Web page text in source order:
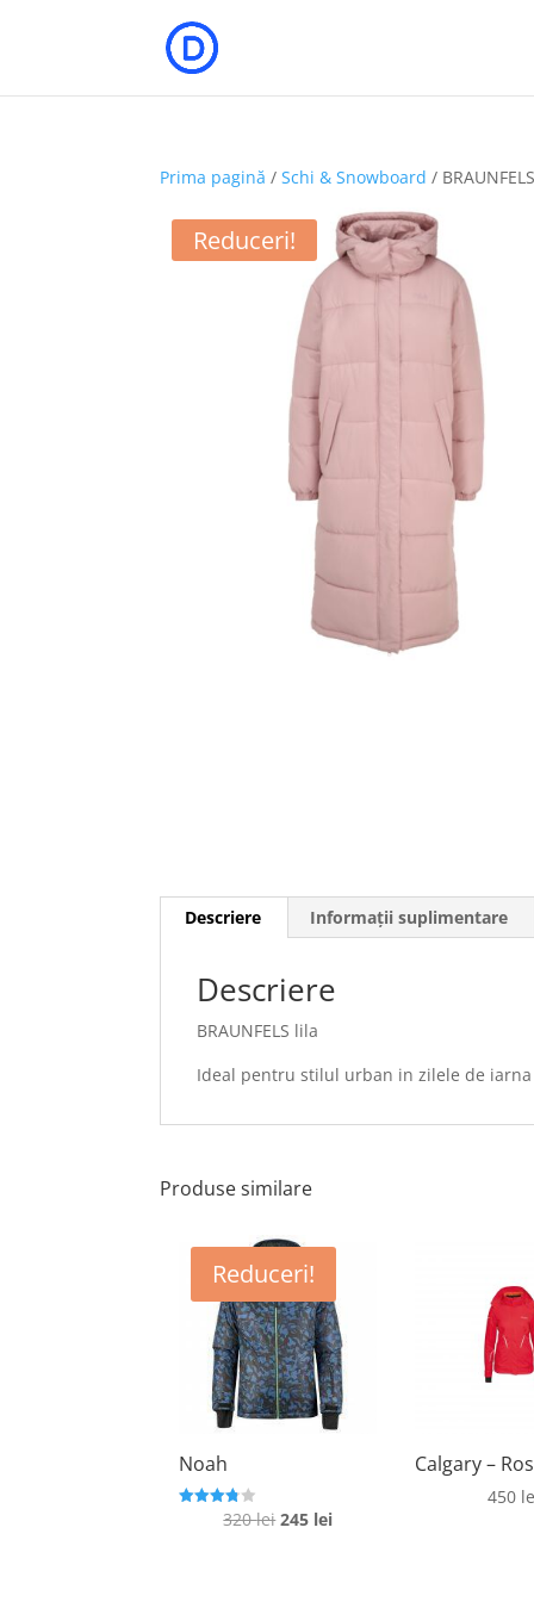
Prima pagină /Schi & Snowboard /
Reduceri!
Descriere Informații suplimentare
Descriere
BRAUNFELS lila
Ideal pentru stilul urban in zilele de iarna
Produse similare
Reduceri!
Noah
Evaluat la320leiPrețul
245 leiPrețul
Calgary –
450